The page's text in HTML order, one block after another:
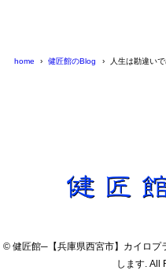
home 健匠館のBlog 人生は勘違い
© 健匠館─【兵庫県西宮市】カイロプ
します. All